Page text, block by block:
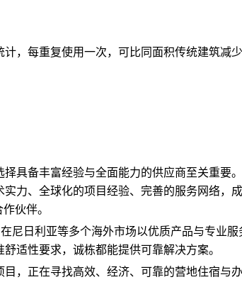
，每重复使用一次，可比同面积传统建筑减
具备丰富经验与全面能力的供应商至关重要
力、全球化的项目经验、完善的服务网络，成
伙伴。
尼日利亚等多个海外市场以优质产品与专业
适性要求，诚栋都能提供可靠解决方案。
，正在寻找高效、经济、可靠的营地住宿与办